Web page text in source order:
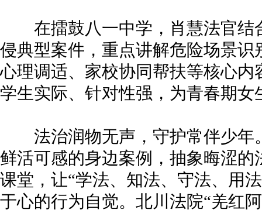
在擂鼓八一中学，肖慧法官结
侵典型案件，重点讲解危险场景
心理调适、家校协同帮扶等核心
学生实际、针对性强，为青春期
法治润物无声，守护常伴少年
鲜活可感的身边案例，抽象晦涩
课堂，让“学法、知法、守法、用
于心的行为自觉。北川法院“羌红